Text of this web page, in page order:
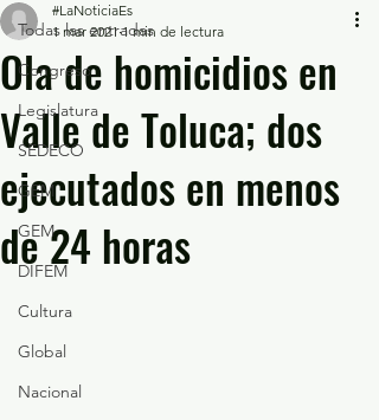
Todas las entradas
Congreso
Legislatura
SEDECO
GEM
GEM
DIFEM
Cultura
Global
Nacional
Ola de homicidios en
Valle de Toluca; dos
ejecutados en menos
de 24 horas
#LaNoticiaEs
1 mar 2021 1 min de lectura